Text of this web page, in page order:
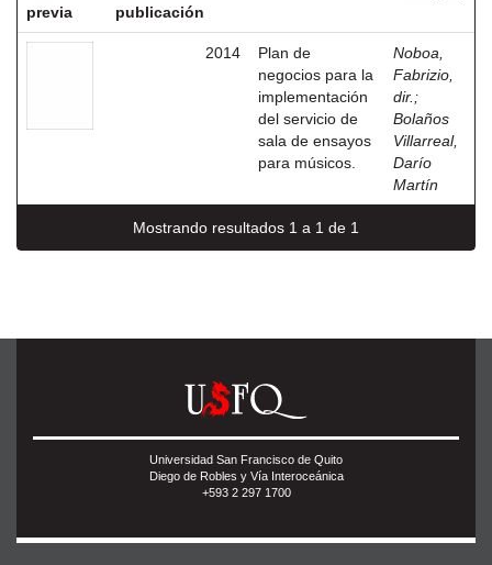
previa
publicación
2014
Plan de
negocios para la
implementación
del servicio de
sala de ensayos
para músicos.
Noboa,
Fabrizio,
dir. ;
Bolaños
Villarreal,
Darío
Martín
Mostrando resultados 1 a 1 de 1
Universidad San Francisco de Quito
Diego de Robles y Vía Interoceánica
+593 2 297 1700